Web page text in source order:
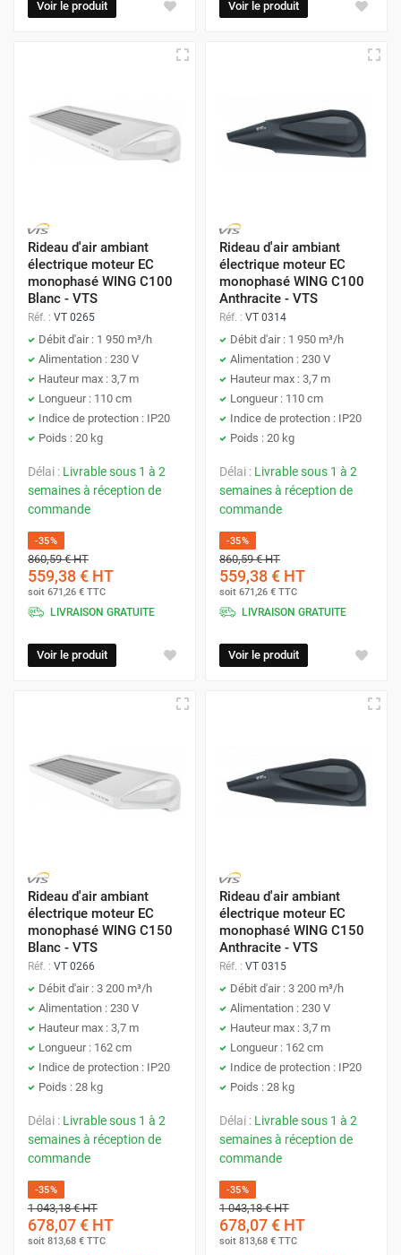
Voir le produit Voir le produit
Rideau d'air ambiant
électrique moteur EC
monophasé WING C100
Blanc - VTS
Réf. : VT 0265
Débit d'air : 1 950 m³/h
Alimentation : 230 V
Hauteur max : 3,7 m
Longueur : 110 cm
Indice de protection : IP20
Poids : 20 kg
Délai : Livrable sous 1 à 2
semaines à réception de
commande
-35%
860,59 €HT
559,38 € HT
soit 671,26 € TTC
LIVRAISON GRATUITE
Voir le produit
Rideau d'air ambiant
électrique moteur EC
monophasé WING C100
Anthracite - VTS
Réf. : VT 0314
Débit d'air : 1 950 m³/h
Alimentation : 230 V
Hauteur max : 3,7 m
Longueur : 110 cm
Indice de protection : IP20
Poids : 20 kg
Délai : Livrable sous 1 à 2
semaines à réception de
commande
-35%
860,59 €HT
559,38 € HT
soit 671,26 € TTC
LIVRAISON GRATUITE
Voir le produit
Rideau d'air ambiant
électrique moteur EC
monophasé WING C150
Blanc - VTS
Réf. : VT 0266
Débit d'air : 3 200 m³/h
Alimentation : 230 V
Hauteur max : 3,7 m
Longueur : 162 cm
Indice de protection : IP20
Poids : 28 kg
Délai : Livrable sous 1 à 2
semaines à réception de
commande
-35%
1 043,18 €HT
678,07 € HT
soit 813,68 € TTC
Rideau d'air ambiant
électrique moteur EC
monophasé WING C150
Anthracite - VTS
Réf. : VT 0315
Débit d'air : 3 200 m³/h
Alimentation : 230 V
Hauteur max : 3,7 m
Longueur : 162 cm
Indice de protection : IP20
Poids : 28 kg
Délai : Livrable sous 1 à 2
semaines à réception de
commande
-35%
1 043,18 €HT
678,07 € HT
soit 813,68 € TTC